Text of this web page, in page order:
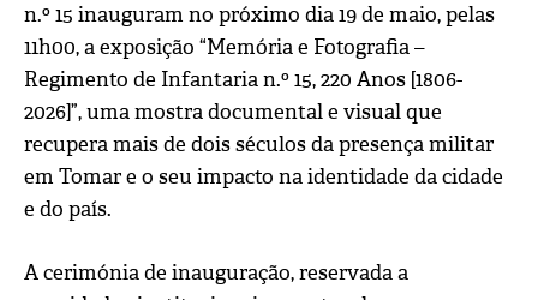
n.º 15 inauguram no próximo dia 19 de maio, pelas
11h00, a exposição “Memória e Fotografia –
Regimento de Infantaria n.º 15, 220 Anos [1806-
2026]”, uma mostra documental e visual que
recupera mais de dois séculos da presença militar
em Tomar e o seu impacto na identidade da cidade
e do país.
A cerimónia de inauguração, reservada a